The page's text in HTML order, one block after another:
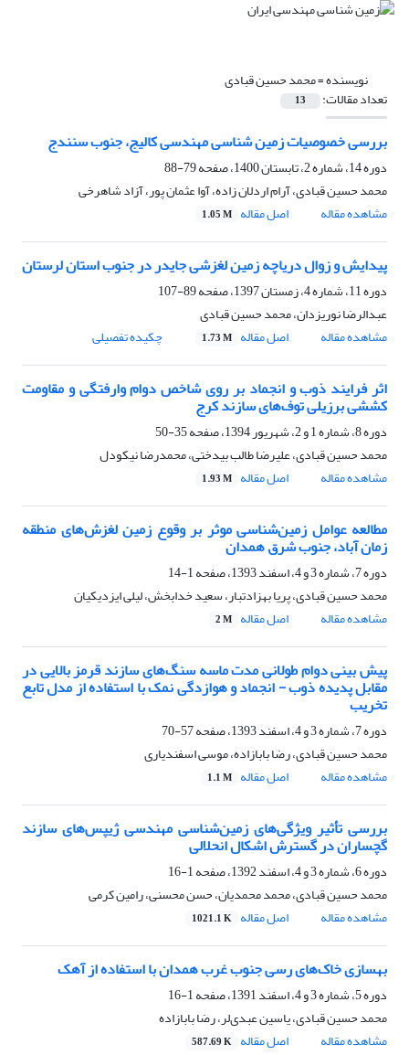
نویسنده =محمد حسین قبادی
تعداد مقالات: 13
بررسی خصوصیات زمین شناسی مهندسی کالیج، جنوب سنندج
دوره 14، شماره 2، تابستان 1400، صفحه
79-88
محمد حسین قبادی، آرام اردلان زاده، آوا عثمان پور، آزاد شاهرخی
مشاهده مقاله
اصل مقاله 1.05 M
پیدایش و زوال دریاچه زمین لغزشی جایدر در جنوب استان لرستان
دوره 11، شماره 4، زمستان 1397، صفحه
89-107
عبدالرضا نوریزدان، محمد حسین قبادی
مشاهده مقاله
اصل مقاله 1.73 M چکیده تفصیلی
اثر فرایند ذوب و انجماد بر روی شاخص دوام وارفتگی و مقاومت
کششی برزیلی توف‌های سازند کرج
دوره 8، شماره 1 و 2، شهریور 1394، صفحه
35-50
محمد حسین قبادی، علیرضا طالب بیدختی، محمدرضا نیکودل
مشاهده مقاله
اصل مقاله 1.93 M
مطالعه عوامل زمین‌شناسی موثر بر وقوع زمین لغزش‌های منطقه
زمان آباد، جنوب شرق همدان
دوره 7، شماره 3 و 4، اسفند 1393، صفحه
1-14
محمد حسین قبادی، پریا بهزادتبار، سعید خدابخش، لیلی ایزدی­کیان
مشاهده مقاله
اصل مقاله 2 M
پیش بینی دوام طولانی مدت ماسه سنگ‌های سازند قرمز بالایی در
مقابل پدیده ذوب - انجماد و هوازدگی نمک با استفاده از مدل تابع
تخریب
دوره 7، شماره 3 و 4، اسفند 1393، صفحه
57-70
محمد حسین قبادی، رضا بابازاده، موسی اسفندیاری
مشاهده مقاله
اصل مقاله 1.1 M
بررسی تأثیر ویژگی‌های زمین‌‌‌شناسی مهندسی ژیپس‌های سازند
گچساران در گسترش اشکال انحلالی
دوره 6، شماره 3 و 4، اسفند 1392، صفحه
1-16
محمد حسین قبادی، محمد محمدیان، حسن محسنی، رامین کرمی
مشاهده مقاله
اصل مقاله 1021.1 K
بهسازی خاک‌های رسی جنوب غرب همدان با استفاده از آهک
دوره 5، شماره 3 و 4، اسفند 1391، صفحه
1-16
محمد حسین قبادی، یاسین عبدی‌لر، رضا بابازاده
مشاهده مقاله
اصل مقاله 587.69 K